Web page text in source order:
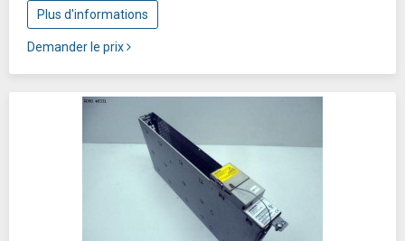
Plus d'informations
Demander le prix